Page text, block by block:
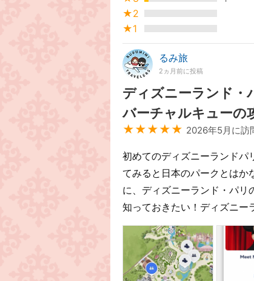
★2
★1
るみ旅
2ヵ月前に投稿
ディズニーランド・
バーチャルキューの
★★★★★ 2026年5月に訪
初めてのディズニーランドパ
てみると日本のパークとはか
に、ディズニーランド・パ
知っておきたい！ディズニ